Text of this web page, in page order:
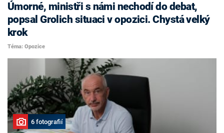
Úmorné, ministři s námi nechodí do debat,
popsal Grolich situaci v opozici. Chystá velký
krok
Téma: Opozice
6 fotografií